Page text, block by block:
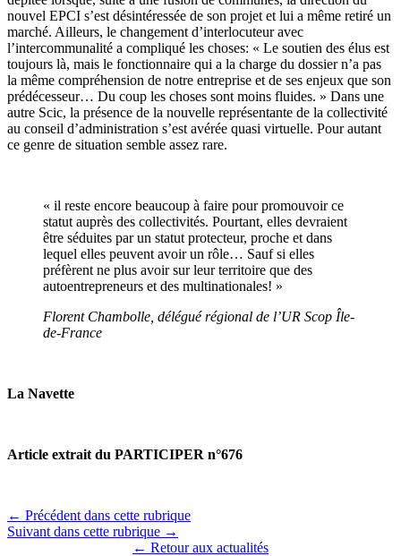
nouvel EPCI s’est désintéressée de son projet et lui a même retiré un
marché. Ailleurs, le changement d’interlocuteur avec
l’intercommunalité a compliqué les choses: « Le soutien des élus est
toujours là, mais le fonctionnaire qui a la charge du dossier n’a pas
la même compréhension de notre entreprise et de ses enjeux que son
prédécesseur… Du coup les choses sont moins fluides. » Dans une
autre Scic, la présence de la nouvelle représentante de la collectivité
au conseil d’administration s’est avérée quasi virtuelle. Pour autant
ce genre de situation semble assez rare.
« il reste encore beaucoup à faire pour promouvoir ce
statut auprès des collectivités. Pourtant, elles devraient
être séduites par un statut protecteur, proche et dans
lequel elles peuvent avoir un rôle… Sauf si elles
préfèrent ne plus avoir sur leur territoire que des
autoentrepreneurs et des multinationales! »
Florent Chambolle, délégué régional de l’UR Scop Île-
de-France
La Navette
Article extrait du PARTICIPER n°676
← Précédent dans cette rubrique
Suivant dans cette rubrique →
← Retour aux actualités